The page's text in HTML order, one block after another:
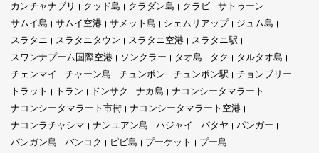
カンチャナブリ
クッド島 クラダン島 クラビ
サトゥーン
サムイ島
サムイ空港 サメット島 シェムリアップ
ジュム島
スラタニ
スラタニタウン スラタニ空港
スラタニ駅
スワンナプーム国際空港
ソンクラー タオ島 タク
タルタオ島
チェンマイ
チャーン島 チュンポン チュンポン駅
チョンブリー
トラット
トラン ドンサク ナカ島
ナコンシータマラート
ナコンシータマラート市街
ナコンシータマラート空港
ナコンラチャシマ
ナンユアン島 ハジャイ パタヤ
パンガー
パンガン島
バンコク ピピ島 プーケット
プー島